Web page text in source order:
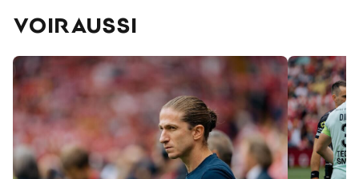
VOIR AUSSI